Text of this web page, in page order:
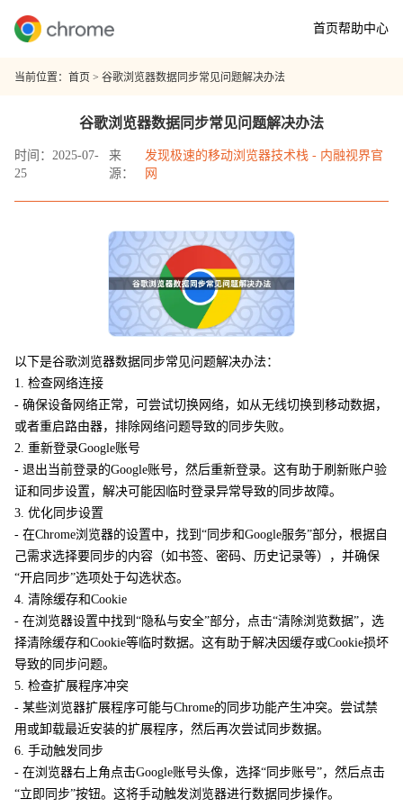
首页帮助中心
当前位置： 首页 > 谷歌浏览器数据同步常见问题解决办法
谷歌浏览器数据同步常见问题解决办法
时间：2025-07-
25
来
源：
发现极速的移动浏览器技术栈 - 内融视界官
网
以下是谷歌浏览器数据同步常见问题解决办法：
1. 检查网络连接
- 确保设备网络正常，可尝试切换网络，如从无线切换到移动数据，
或者重启路由器，排除网络问题导致的同步失败。
2. 重新登录Google账号
- 退出当前登录的Google账号，然后重新登录。这有助于刷新账户验
证和同步设置，解决可能因临时登录异常导致的同步故障。
3. 优化同步设置
- 在Chrome浏览器的设置中，找到“同步和Google服务”部分，根据自
己需求选择要同步的内容（如书签、密码、历史记录等），并确保
“开启同步”选项处于勾选状态。
4. 清除缓存和Cookie
- 在浏览器设置中找到“隐私与安全”部分，点击“清除浏览数据”，选
择清除缓存和Cookie等临时数据。这有助于解决因缓存或Cookie损坏
导致的同步问题。
5. 检查扩展程序冲突
- 某些浏览器扩展程序可能与Chrome的同步功能产生冲突。尝试禁
用或卸载最近安装的扩展程序，然后再次尝试同步数据。
6. 手动触发同步
- 在浏览器右上角点击Google账号头像，选择“同步账号”，然后点击
“立即同步”按钮。这将手动触发浏览器进行数据同步操作。